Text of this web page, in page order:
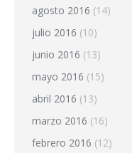
agosto 2016 (14)
julio 2016 (10)
junio 2016 (13)
mayo 2016 (15)
abril 2016 (13)
marzo 2016 (16)
febrero 2016 (12)